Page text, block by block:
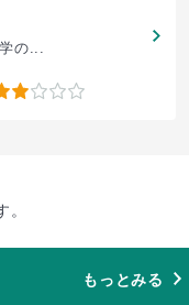
の...
もっとみる